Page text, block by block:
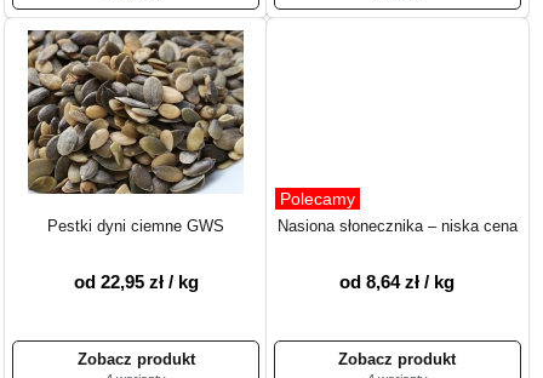
Pestki dyni ciemne GWS
od 22,95 zł / kg
Polecamy
Nasiona słonecznika – niska cena
od 8,64 zł / kg